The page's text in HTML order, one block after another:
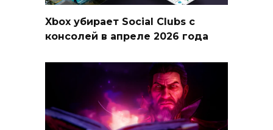
Xbox убирает Social Clubs с
консолей в апреле 2026 года